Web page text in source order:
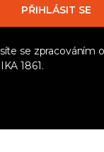
se zpracováním
1861.